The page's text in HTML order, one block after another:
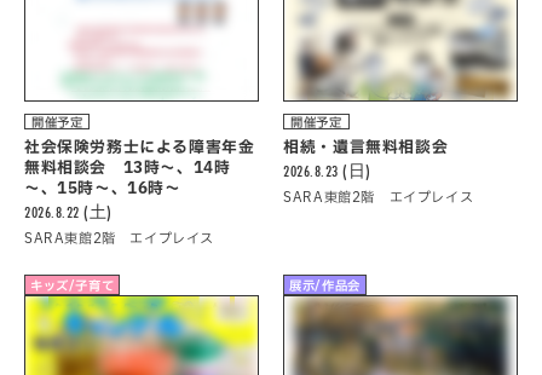
開催予定
社会保険労務士による障害年金
無料相談会 13時～、14時
～、15時～、16時～
2026.8.22 (土)
SARA東館2階 エイプレイス
開催予定
相続・遺言無料相談会
2026.8.23 (日)
SARA東館2階 エイプレイス
キッズ/子育て 展示/作品会